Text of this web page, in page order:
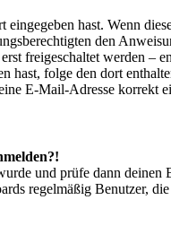
hast. Wenn
den
freigeschaltet werden
folge den dort
E-Mail-Adresse korrekt
und prüfe dann
regelmäßig Benutzer,